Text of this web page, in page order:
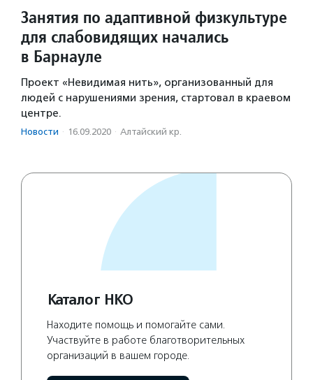
Занятия по адаптивной физкультуре
для слабовидящих начались
в Барнауле
Проект «Невидимая нить», организованный для
людей с нарушениями зрения, стартовал в краевом
центре.
Новости · 16.09.2020 · Алтайский кр.
Каталог НКО
Находите помощь и помогайте сами.
Участвуйте в работе благотворительных
организаций в вашем городе.